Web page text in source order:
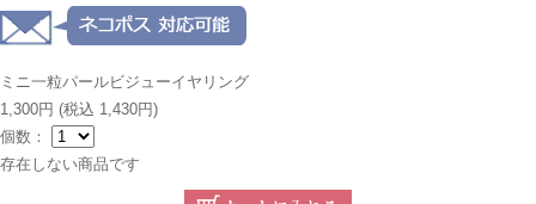
ミニ一粒パールビジューイヤリング
1,300円 (税込 1,430円)
個数：
存在しない商品です